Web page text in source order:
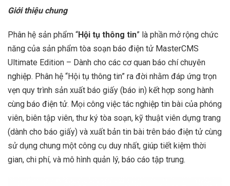
Giới thiệu chung
Phân hệ sản phẩm “Hội tụ thông tin” là phần mở rộng chức
năng của sản phẩm tòa soạn báo điện tử MasterCMS
Ultimate Edition – Dành cho các cơ quan báo chí chuyên
nghiệp. Phân hệ “Hội tụ thông tin” ra đời nhằm đáp ứng trọn
vẹn quy trình sản xuất báo giấy (báo in) kết hợp song hành
cùng báo điện tử. Mọi công việc tác nghiệp tin bài của phóng
viên, biên tập viên, thư ký tòa soạn, kỹ thuật viên dựng trang
(dành cho báo giấy) và xuất bản tin bài trên báo điện tử cùng
sử dụng chung một công cụ duy nhất, giúp tiết kiệm thời
gian, chi phí, và mô hình quản lý, báo cáo tập trung.